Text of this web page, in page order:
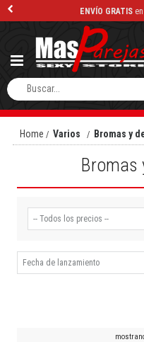
ENVÍO GRATISen
Home Varios Bromas y
Bromas